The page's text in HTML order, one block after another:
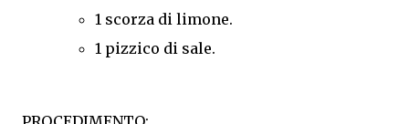
1 scorza di limone.
1 pizzico di sale.